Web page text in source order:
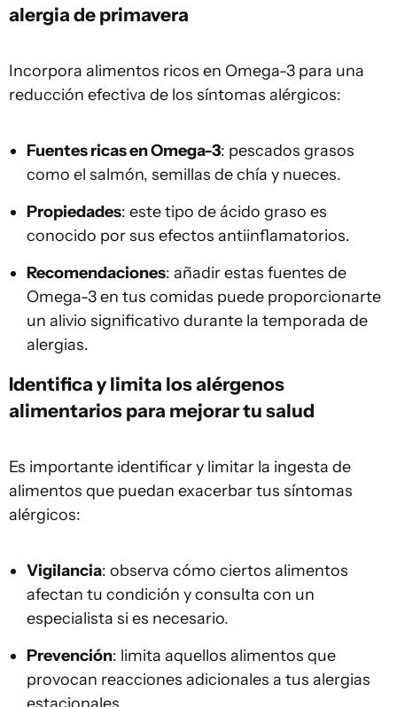
alergia de primavera
Incorpora alimentos ricos en Omega-3 para una
reducción efectiva de los síntomas alérgicos:
Fuentes ricas en Omega-3: pescados grasos
como el salmón, semillas de chía y nueces.
Propiedades: este tipo de ácido graso es
conocido por sus efectos antiinflamatorios.
Recomendaciones: añadir estas fuentes de
Omega-3 en tus comidas puede proporcionarte
un alivio significativo durante la temporada de
alergias.
Identifica y limita los alérgenos
alimentarios para mejorar tu salud
Es importante identificar y limitar la ingesta de
alimentos que puedan exacerbar tus síntomas
alérgicos:
Vigilancia: observa cómo ciertos alimentos
afectan tu condición y consulta con un
especialista si es necesario.
Prevención: limita aquellos alimentos que
provocan reacciones adicionales a tus alergias